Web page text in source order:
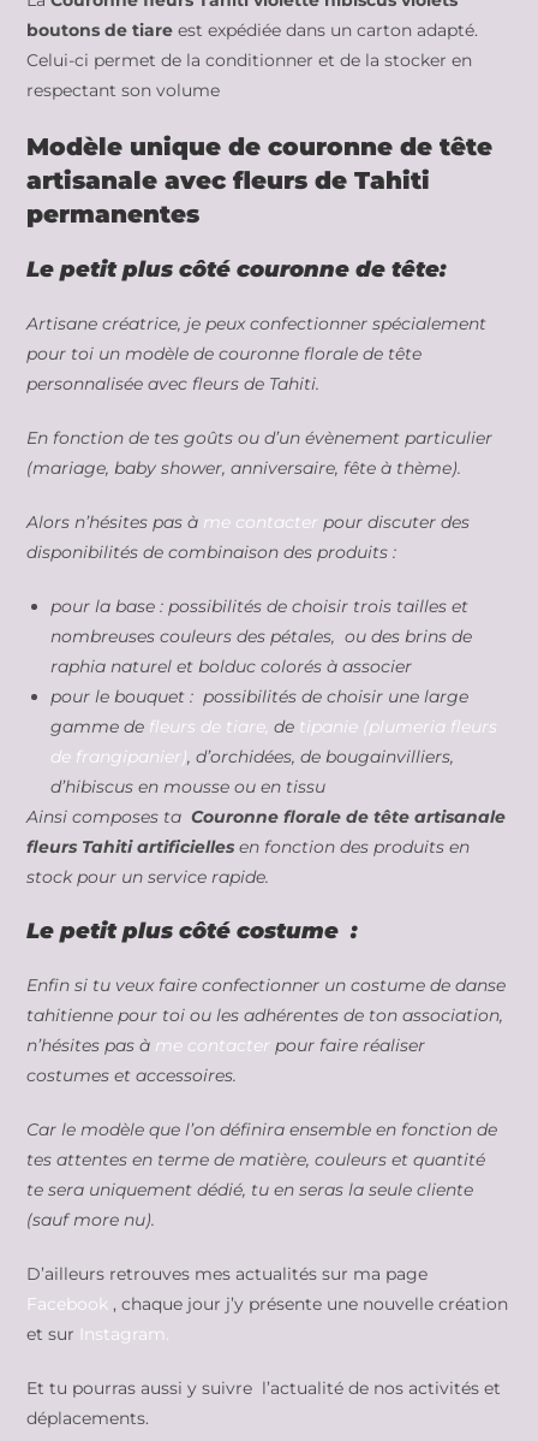
boutons de tiare est expédiée dans un carton adapté.
Celui-ci permet de la conditionner et de la stocker en
respectant son volume
Modèle unique de couronne de tête
artisanale avec fleurs de Tahiti
permanentes
Le petit plus côté couronne de tête:
Artisane créatrice, je peux confectionner spécialement
pour toi un modèle de couronne florale de tête
personnalisée avec fleurs de Tahiti.
En fonction de tes goûts ou d’un évènement particulier
(mariage, baby shower, anniversaire, fête à thème).
Alors n’hésites pas à me contacter pour discuter des
disponibilités de combinaison des produits :
pour la base : possibilités de choisir trois tailles et
nombreuses couleurs des pétales, ou des brins de
raphia naturel et bolduc colorés à associer
pour le bouquet : possibilités de choisir une large
gamme de fleurs de tiare, de tipanie (plumeria fleurs
de frangipanier), d’orchidées, de bougainvilliers,
d’hibiscus en mousse ou en tissu
Ainsi composes taCouronne florale de tête artisanale
fleurs Tahiti artificielles en fonction des produits en
stock pour un service rapide.
Le petit plus côté costume :
Enfin si tu veux faire confectionner un costume de danse
tahitienne pour toi ou les adhérentes de ton association,
n’hésites pas à me contacter pour faire réaliser
costumes et accessoires.
Car le modèle que l’on définira ensemble en fonction de
tes attentes en terme de matière, couleurs et quantité
te sera uniquement dédié, tu en seras la seule cliente
(sauf more nu).
D’ailleurs retrouves mes actualités sur ma page
Facebook , chaque jour j’y présente une nouvelle création
et sur Instagram.
Et tu pourras aussi y suivre l’actualité de nos activités et
déplacements.